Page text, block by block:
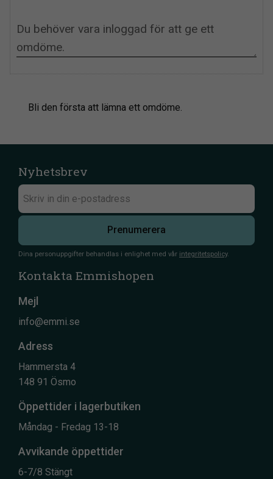
Bli den första att lämna ett omdöme.
Nyhetsbrev
Prenumerera
Dina personuppgifter behandlas i enlighet med vår integritetspolicy.
Kontakta Emmishopen
Mejl
info@emmi.se
Adress
Hammersta 4
148 91 Ösmo
Öppettider i lagerbutiken
Måndag - Fredag 13-18
Avvikande öppettider
6-7/8 Stängt